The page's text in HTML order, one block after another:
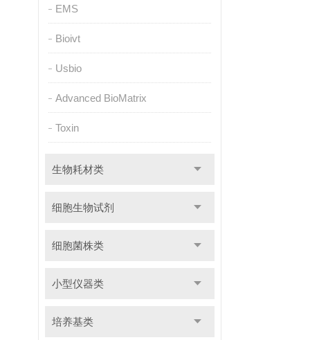
EMS
Bioivt
Usbio
Advanced BioMatrix
Toxin
生物耗材类
细胞生物试剂
细胞菌株类
小型仪器类
培养基类